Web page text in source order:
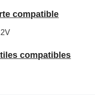
compatible
compatibles